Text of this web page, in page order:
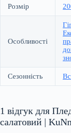
Розмір
Особливості
Сезонність
1 відгук для
салатовий |